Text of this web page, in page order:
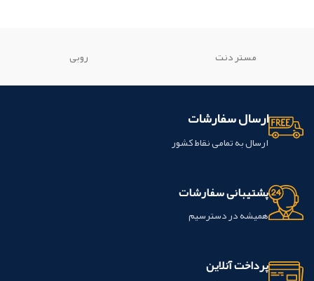
مستر دنت روبی
ارسال سفارشات
ارسال به تمامی نقاط کشور
پشتیبانی سفارشات
همیشه در دسترسیم
پرداخت آنلاین